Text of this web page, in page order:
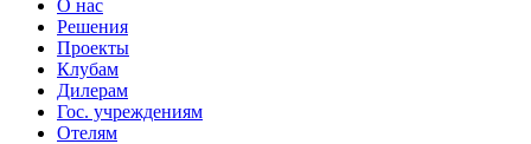
О нас
Решения
Проекты
Клубам
Дилерам
Гос. учреждениям
Отелям